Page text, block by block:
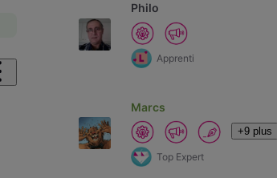
Philo
Apprenti
Marcs
+9 plus
Top Expert